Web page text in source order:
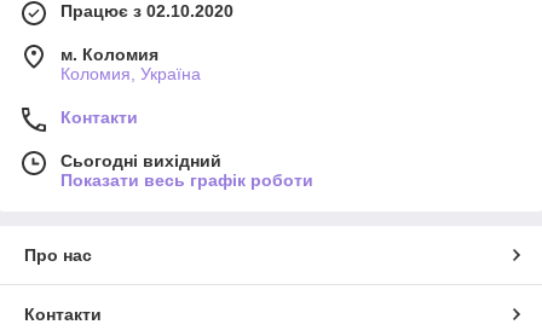
Працює з 02.10.2020
м. Коломия
Коломия, Україна
Контакти
Сьогодні вихідний
Показати весь графік роботи
Про нас
Контакти